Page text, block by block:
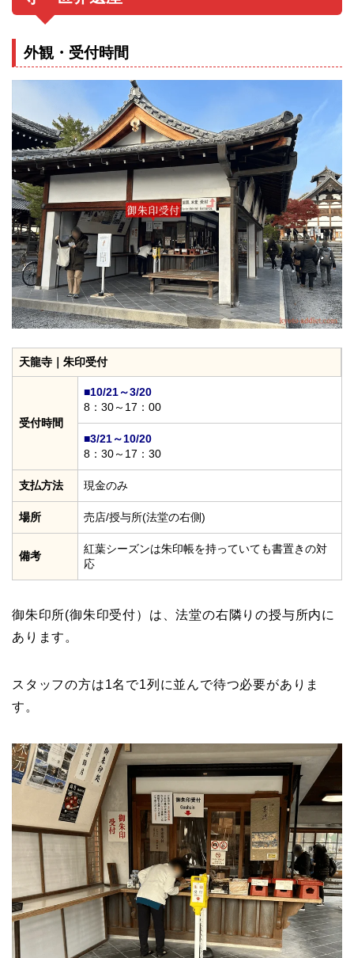
外観・受付時間
天龍寺｜朱印受付
受付時間
■10/21～3/20
8：30～17：00
■3/21～10/20
8：30～17：30
支払方法 現金のみ
場所 売店/授与所(法堂の右側)
備考
紅葉シーズンは朱印帳を持っていても書置きの対
応
御朱印所(御朱印受付）は、法堂の右隣りの授与所内に
あります。
スタッフの方は1名で1列に並んで待つ必要がありま
す。